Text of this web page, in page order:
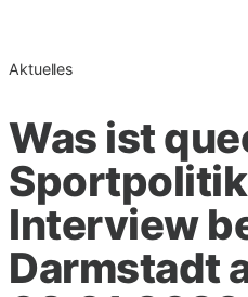
Aktuelles
Was ist
Interview
Darmstadt